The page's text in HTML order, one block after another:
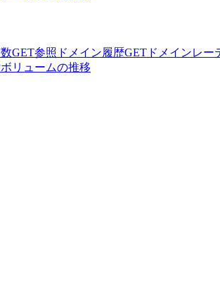
GET参照ドメイン履歴GET ドメインレー
リュームの推移